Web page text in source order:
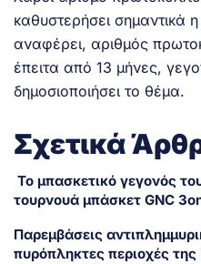
καθυστερήσει σημαντικά
αναφέρει, αριθμός
έπειτα από 13 μήνες,
δημοσιοποιήσει το θέμα.
Σχετικά
Το μπασκετικό γεγονός
τουρνουά μπάσκετ GNC
Παρεμβάσεις
πυρόπληκτες περιοχές